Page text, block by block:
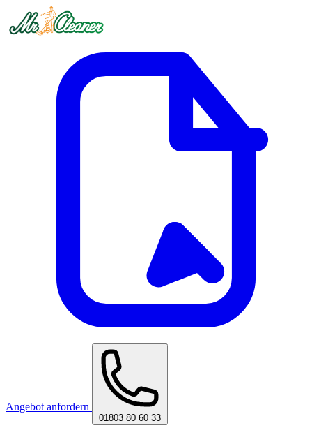
Angebot anfordern
01803 80 60 33